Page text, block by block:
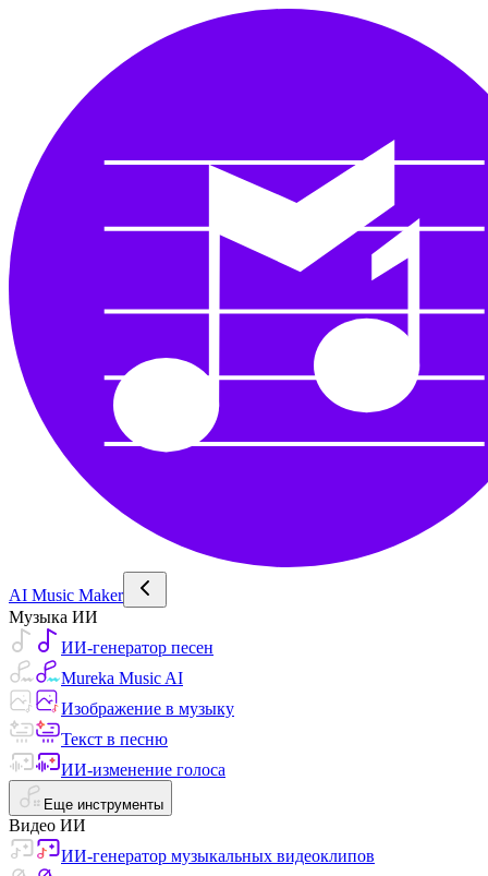
AI Music Maker
Музыка ИИ
ИИ-генератор песен
Mureka Music AI
Изображение в музыку
Текст в песню
ИИ-изменение голоса
Еще инструменты
Видео ИИ
ИИ-генератор музыкальных видеоклипов